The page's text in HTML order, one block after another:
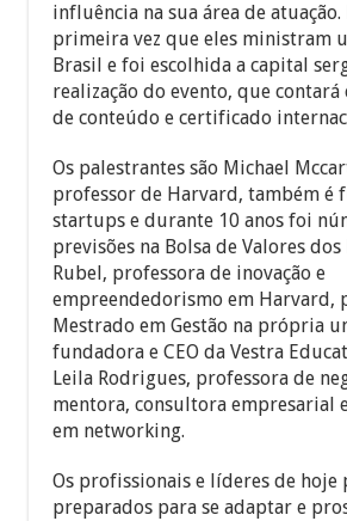
influência na sua área de atuação.
primeira vez que eles ministram
Brasil e foi escolhida a capital
realização do evento, que contará
de conteúdo e certificado
Os palestrantes são Michael
professor de Harvard, também é
startups e durante 10 anos foi
previsões na Bolsa de Valores dos
Rubel, professora de inovação e
empreendedorismo em Harvard,
Mestrado em Gestão na própria
fundadora e CEO da Vestra
Leila Rodrigues, professora de
mentora, consultora empresarial
em networking.
Os profissionais e líderes de hoje
preparados para se adaptar e